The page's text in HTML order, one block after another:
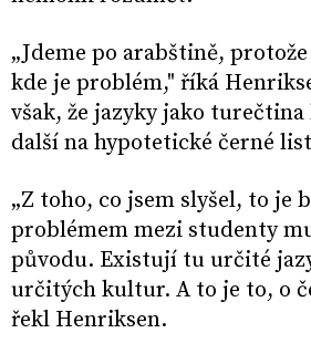
„Jdeme po arabštině,
kde je problém," říká
však, že jazyky jako
další na hypotetické černé
„Z toho, co jsem slyšel, to je
problémem mezi studenty
původu. Existují tu určité
určitých kultur. A to je to, o
řekl Henriksen.